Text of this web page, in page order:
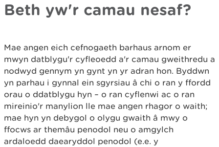
Beth yw'r camau nesaf?
Mae angen eich cefnogaeth barhaus arnom er
mwyn datblygu'r cyfleoedd a'r camau gweithredu a
nodwyd gennym yn gynt yn yr adran hon. Byddwn
yn parhau i gynnal ein sgyrsiau â chi o ran y ffordd
orau o ddatblygu hyn – o ran cyflenwi ac o ran
mireinio'r manylion lle mae angen rhagor o waith;
mae hyn yn debygol o olygu gwaith â mwy o
ffocws ar themâu penodol neu o amgylch
ardaloedd daearyddol penodol (e.e. y